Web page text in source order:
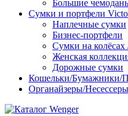
Большие
Сумки и портфели
Наплечные сумки
Бизнес-портфели
Сумки на
Женская
Дорожные сумки
Кошельки/Бумажники/
Органайзеры/